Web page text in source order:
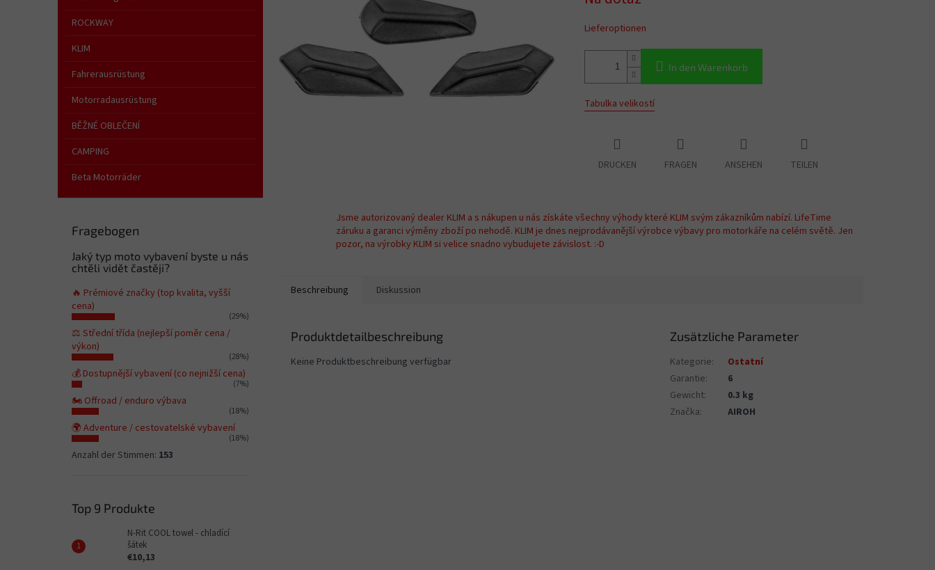
ROCKWAY
KLIM
Fahrerausrüstung
Motorradausrüstung
BĚŽNÉ OBLEČENÍ
CAMPING
Beta Motorräder
Fragebogen
Jaký typ moto vybavení byste u nás
chtěli vidět častěji?
🔥 Prémiové značky (top kvalita, vyšší
cena)
(29%)
⚖️ Střední třída (nejlepší poměr cena /
výkon)
(28%)
💰 Dostupnější vybavení (co nejnižší cena)
(7%)
🏍️ Offroad / enduro výbava
(18%)
🌍 Adventure / cestovatelské vybavení
(18%)
Anzahl der Stimmen: 153
Top 9 Produkte
N-Rit COOL towel - chladící
šátek
€10,13
Lieferoptionen
In den Warenkorb
Tabulka velikostí
DRUCKEN FRAGEN ANSEHEN TEILEN
Jsme autorizovaný dealer KLIM a s nákupen u nás získáte všechny výhody které KLIM svým zákazníkům nabízí. LifeTime
záruku a garanci výměny zboží po nehodě. KLIM je dnes nejprodávanější výrobce výbavy pro motorkáře na celém světě. Jen
pozor, na výrobky KLIM si velice snadno vybudujete závislost. :-D
Beschreibung Diskussion
Produktdetailbeschreibung
Keine Produktbeschreibung verfügbar
Zusätzliche Parameter
Kategorie:
Ostatní
Garantie:
6
Gewicht:
0.3 kg
Značka: AIROH